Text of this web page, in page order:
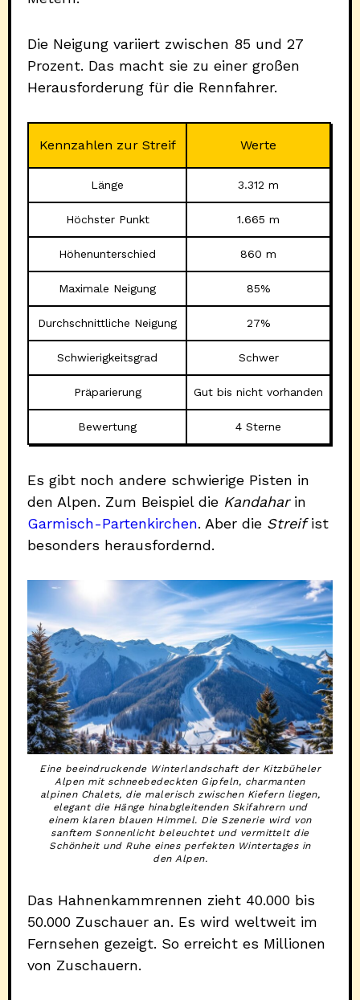
Die Neigung variiert zwischen 85 und 27
Prozent. Das macht sie zu einer großen
Herausforderung für die Rennfahrer.
Kennzahlen zur Streif Werte
Länge 3.312 m
Höchster Punkt 1.665 m
Höhenunterschied 860 m
Maximale Neigung 85%
Durchschnittliche Neigung 27%
Schwierigkeitsgrad Schwer
Präparierung Gut bis nicht vorhanden
Bewertung 4 Sterne
Es gibt noch andere schwierige Pisten in
den Alpen. Zum Beispiel die Kandaharin
Garmisch-Partenkirchen. Aber die Streifist
besonders herausfordernd.
Eine beeindruckende Winterlandschaft der Kitzbüheler
Alpen mit schneebedeckten Gipfeln, charmanten
alpinen Chalets, die malerisch zwischen Kiefern liegen,
elegant die Hänge hinabgleitenden Skifahrern und
einem klaren blauen Himmel. Die Szenerie wird von
sanftem Sonnenlicht beleuchtet und vermittelt die
Schönheit und Ruhe eines perfekten Wintertages in
den Alpen.
Das Hahnenkammrennen zieht 40.000 bis
50.000 Zuschauer an. Es wird weltweit im
Fernsehen gezeigt. So erreicht es Millionen
von Zuschauern.